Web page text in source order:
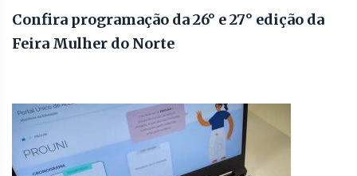
Confira programação da 26° e 27° edição da
Feira Mulher do Norte